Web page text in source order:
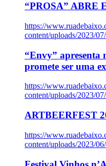
“PROSA” ABRE
https://
content/uploads/2023/
“Envy” apresenta
promete ser uma
https://
content/uploads/2023/
ARTBEERFEST
https://
content/uploads/2023/